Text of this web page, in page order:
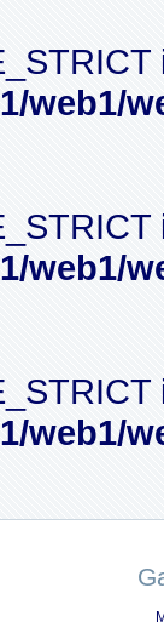
web1/
web1/
web1/